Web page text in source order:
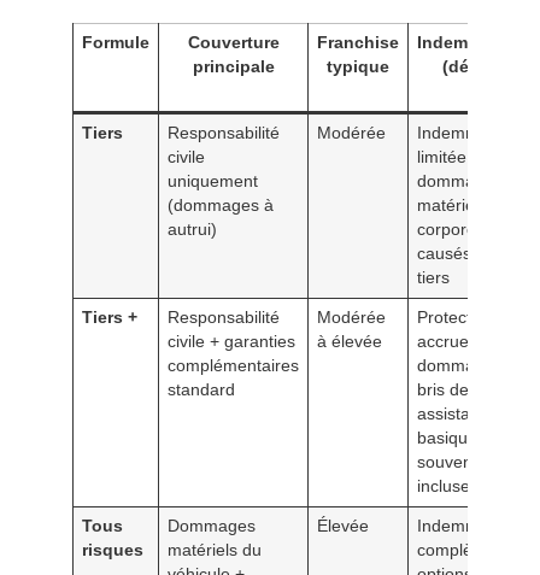
Formule
Couverture
principale
Franchise
typique
Indemnisation
(détails)
Tiers
Responsabilité
civile
uniquement
(dommages à
autrui)
Modérée
Indemnisation
limitée aux
dommages
matériels et
corporels
causés à des
tiers
Tiers +
Responsabilité
civile + garanties
complémentaires
standard
Modérée
à élevée
Protection
accrue des
dommages,
bris de glace et
assistance
basique
souvent
incluses
Tous
risques
Dommages
matériels du
Élevée
Indemnisation
complète avec